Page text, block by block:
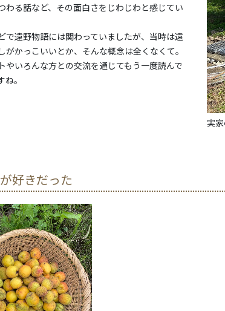
わる話など、その面白さをじわじわと感じてい
で遠野物語には関わっていましたが、当時は遠
かっこいいとか、そんな概念は全くなくて。
やいろんな方との交流を通じてもう一度読んで
。
実
好きだった